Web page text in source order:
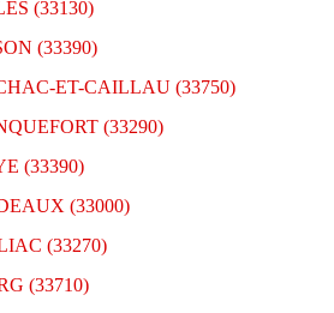
(33130)
(33390)
ET-CAILLAU (33750)
(33290)
(33390)
(33000)
(33270)
(33710)